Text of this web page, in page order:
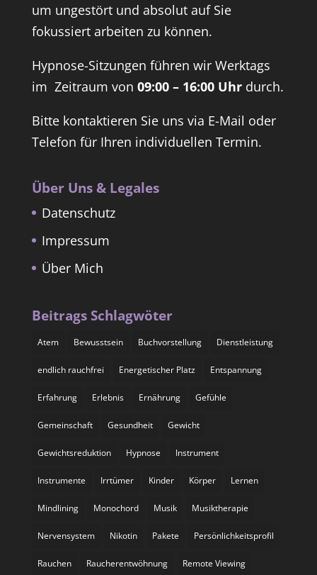
um ungestört und absolut auf Sie
fokussiert arbeiten zu können.
Hypnose-Sitzungen führen wir Werktags
im Zeitraum von 09:00 – 16:00 Uhrdurch.
Bitte kontaktieren Sie uns via E-Mail oder
Telefon für Ihren individuellen Termin.
Über Uns & Legales
Datenschutz
Impressum
Über Mich
Beitrags Schlagwöter
Atem Bewusstsein Buchvorstellung Dienstleistung
endlich rauchfrei Energetischer Platz Entspannung
Erfahrung Erlebnis Ernährung Gefühle
Gemeinschaft Gesundheit Gewicht
Gewichtsreduktion Hypnose Instrument
Instrumente Irrtümer Kinder Körper Lernen
Mindlining Monochord Musik Musiktherapie
Nervensystem Nikotin Pakete Persönlichkeitsprofil
Rauchen Raucherentwöhnung Remote Viewing